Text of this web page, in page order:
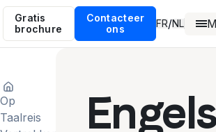
Gratis
brochure
Contacteer
ons
FR/NL
Op
Taalreis